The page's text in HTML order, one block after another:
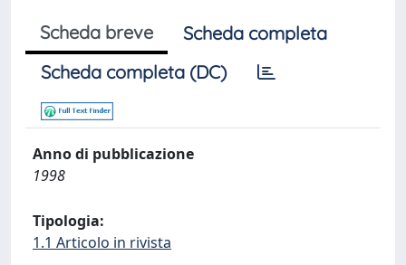
Scheda breve
Scheda completa
Scheda completa (DC)
Anno di pubblicazione
1998
Tipologia:
1.1 Articolo in rivista